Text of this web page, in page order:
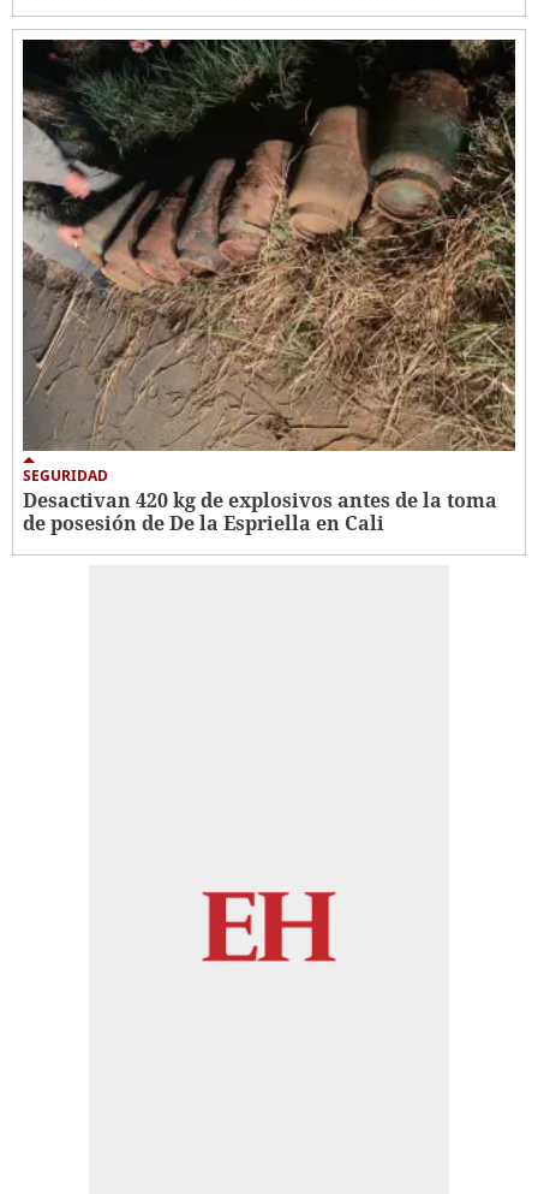
SEGURIDAD
Desactivan 420 kg de explosivos antes de la toma
de posesión de De la Espriella en Cali